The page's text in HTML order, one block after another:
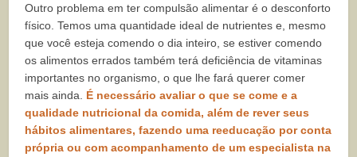
Outro problema em ter compulsão alimentar é o desconforto
físico. Temos uma quantidade ideal de nutrientes e, mesmo
que você esteja comendo o dia inteiro, se estiver comendo
os alimentos errados também terá deficiência de vitaminas
importantes no organismo, o que lhe fará querer comer
mais ainda. É necessário avaliar o que se come e a
qualidade nutricional da comida, além de rever seus
hábitos alimentares, fazendo uma reeducação por conta
própria ou com acompanhamento de um especialista na